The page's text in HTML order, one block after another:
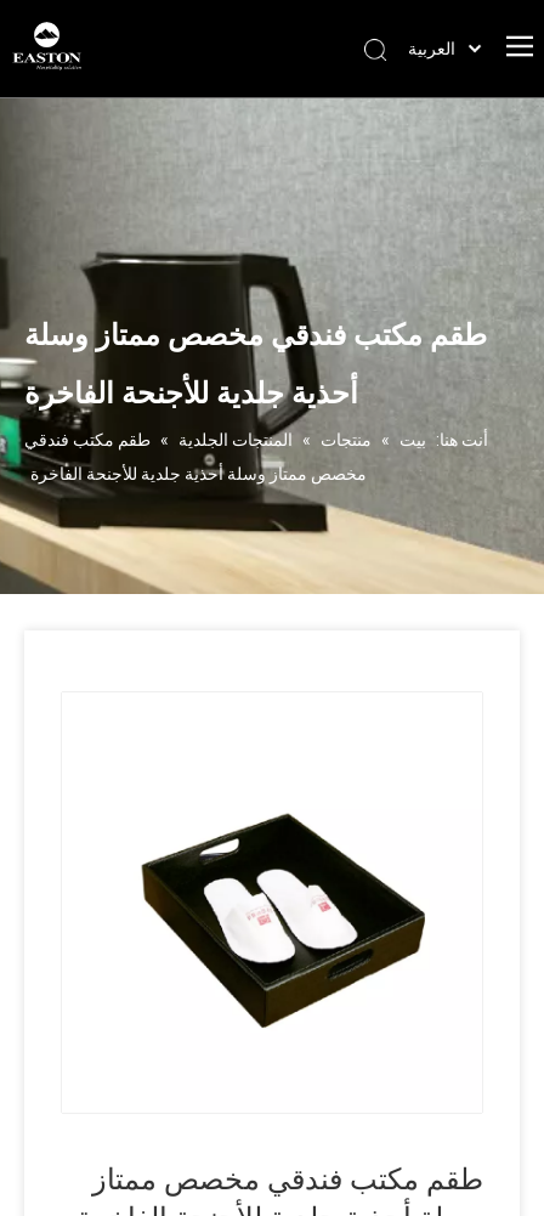
العربية
طقم مكتب فندقي مخصص ممتاز وسلة
أحذية جلدية للأجنحة الفاخرة
أنت هنا: بيت » منتجات » المنتجات الجلدية » طقم مكتب فندقي
مخصص ممتاز وسلة أحذية جلدية للأجنحة الفاخرة
طقم مكتب فندقي مخصص ممتاز